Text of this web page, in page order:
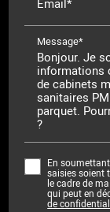
Email*
Message*
En
saisies soient
le cadre de
qui peut en
de